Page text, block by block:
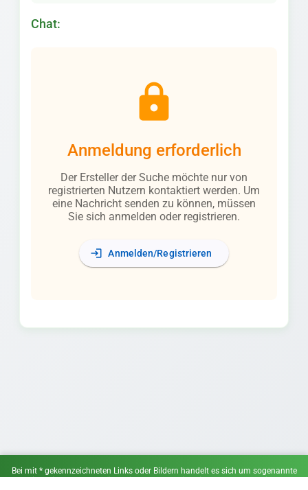
Chat:
lock
Anmeldung erforderlich
Der Ersteller der Suche möchte nur von
registrierten Nutzern kontaktiert werden. Um
eine Nachricht senden zu können, müssen
Sie sich anmelden oder registrieren.
login Anmelden/Registrieren
Bei mit * gekennzeichneten Links oder Bildern handelt es sich um sogenannte